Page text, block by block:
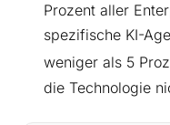
Prozent aller
spezifische KI-
weniger als 5
die Technologie